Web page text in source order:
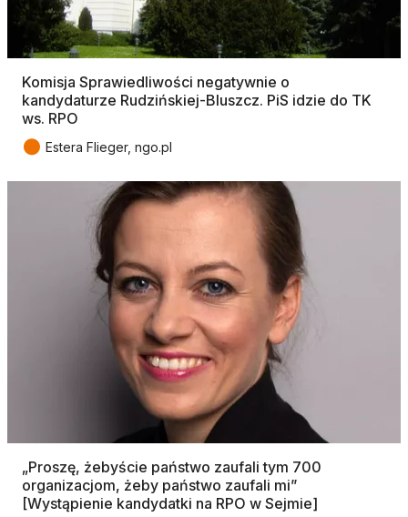
Komisja Sprawiedliwości negatywnie o
kandydaturze Rudzińskiej-Bluszcz. PiS idzie do TK
ws. RPO
● Estera Flieger, ngo.pl
„Proszę, żebyście państwo zaufali tym 700
organizacjom, żeby państwo zaufali mi”
[Wystąpienie kandydatki na RPO w Sejmie]